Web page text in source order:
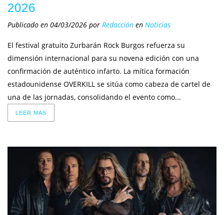
2026
Publicado en 04/03/2026 por Redacción en Noticias
El festival gratuito Zurbarán Rock Burgos refuerza su
dimensión internacional para su novena edición con una
confirmación de auténtico infarto. La mítica formación
estadounidense OVERKILL se sitúa como cabeza de cartel de
una de las jornadas, consolidando el evento como...
LEER MAS